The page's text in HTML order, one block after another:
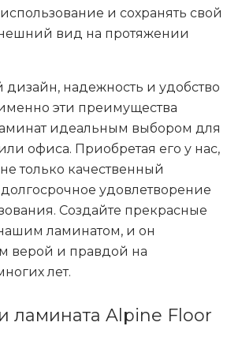
и сохранять свой
вид на протяжении
надежность и удобство
эти преимущества
идеальным выбором для
офиса. Приобретая его у нас,
только качественный
удовлетворение
Создайте прекрасные
ламинатом, и он
верой и правдой на
лет.
ламината Alpine Floor